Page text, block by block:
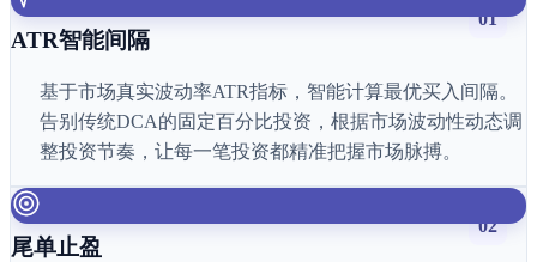
01
ATR智能间隔
基于市场真实波动率ATR指标，智能计算最优买入间隔。
告别传统DCA的固定百分比投资，根据市场波动性动态调
整投资节奏，让每一笔投资都精准把握市场脉搏。
02
尾单止盈